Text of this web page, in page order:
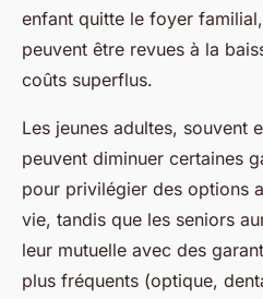
enfant quitte le foyer
peuvent être revues à la
coûts superflus.
Les jeunes adultes, souvent
peuvent diminuer certaines
pour privilégier des options
vie, tandis que les seniors
leur mutuelle avec des
plus fréquents (optique,